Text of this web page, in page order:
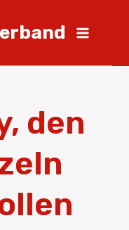
den